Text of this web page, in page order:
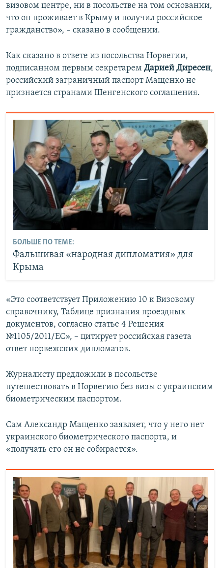
визовом центре, ни в посольстве на том основании,
что он проживает в Крыму и получил российское
гражданство», – сказано в сообщении.
Как сказано в ответе из посольства Норвегии,
подписанном первым секретарем Дарией Диресен,
российский заграничный паспорт Мащенко не
признается странами Шенгенского соглашения.
БОЛЬШЕ ПО ТЕМЕ:
Фальшивая «народная дипломатия» для
Крыма
«Это соответствует Приложению 10 к Визовому
справочнику, Таблице признания проездных
документов, согласно статье 4 Решения
№1105/2011/ЕС», – цитирует российская газета
ответ норвежских дипломатов.
Журналисту предложили в посольстве
путешествовать в Норвегию без визы с украинским
биометрическим паспортом.
Сам Александр Мащенко заявляет, что у него нет
украинского биометрического паспорта, и
«получать его он не собирается».